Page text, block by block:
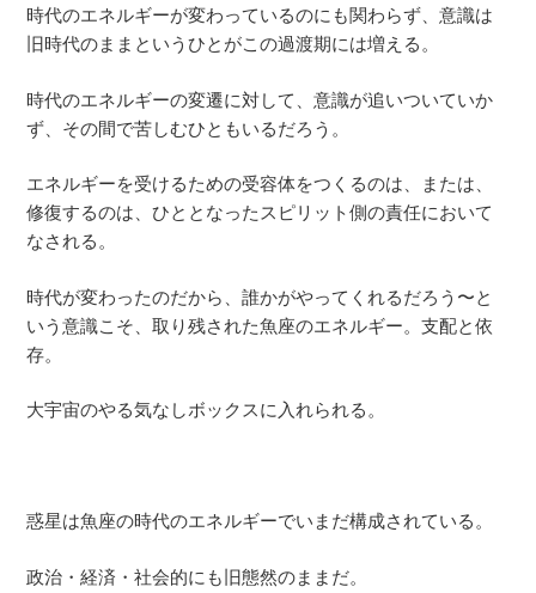
時代のエネルギーが変わっているのにも関わらず、意識は
旧時代のままというひとがこの過渡期には増える。
時代のエネルギーの変遷に対して、意識が追いついていか
ず、その間で苦しむひともいるだろう。
エネルギーを受けるための受容体をつくるのは、または、
修復するのは、ひととなったスピリット側の責任において
なされる。
時代が変わったのだから、誰かがやってくれるだろう〜と
いう意識こそ、取り残された魚座のエネルギー。支配と依
存。
大宇宙のやる気なしボックスに入れられる。
惑星は魚座の時代のエネルギーでいまだ構成されている。
政治・経済・社会的にも旧態然のままだ。